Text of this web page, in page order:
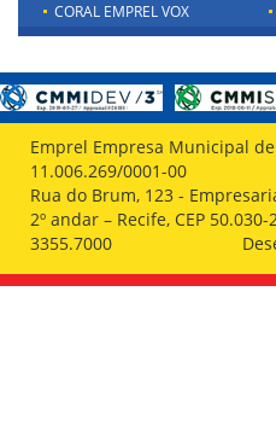
CORAL EMPREL VOX
Emprel Empresa Municipal
11.006.269/0001-00
Rua do Brum, 123 -
2º andar – Recife, CEP
3355.7000